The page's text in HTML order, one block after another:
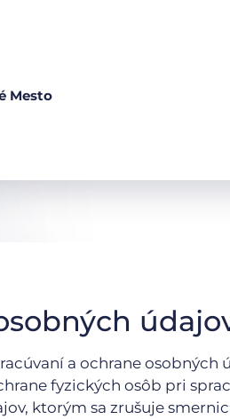
Mesto
a ochrane osobných
fyzických osôb pri
ktorým sa zrušuje